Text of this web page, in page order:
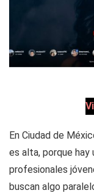
En Ciudad de
es alta, porque hay
profesionales
buscan algo